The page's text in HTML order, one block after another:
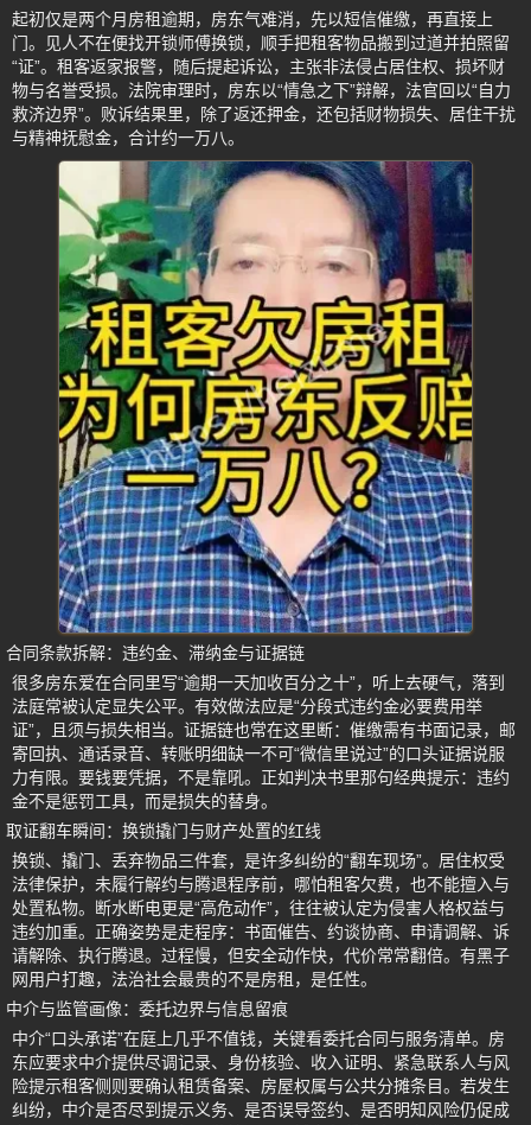
起初仅是两个月房租逾期，房东气难消，先以短信催缴，再直接上
门。见人不在便找开锁师傅换锁，顺手把租客物品搬到过道并拍照留
“证”。租客返家报警，随后提起诉讼，主张非法侵占居住权、损坏财
物与名誉受损。法院审理时，房东以“情急之下”辩解，法官回以“自力
救济边界”。败诉结果里，除了返还押金，还包括财物损失、居住干扰
与精神抚慰金，合计约一万八。
合同条款拆解：违约金、滞纳金与证据链
很多房东爱在合同里写“逾期一天加收百分之十”，听上去硬气，落到
法庭常被认定显失公平。有效做法应是“分段式违约金必要费用举
证”，且须与损失相当。证据链也常在这里断：催缴需有书面记录，邮
寄回执、通话录音、转账明细缺一不可“微信里说过”的口头证据说服
力有限。要钱要凭据，不是靠吼。正如判决书里那句经典提示：违约
金不是惩罚工具，而是损失的替身。
取证翻车瞬间：换锁撬门与财产处置的红线
换锁、撬门、丢弃物品三件套，是许多纠纷的“翻车现场”。居住权受
法律保护，未履行解约与腾退程序前，哪怕租客欠费，也不能擅入与
处置私物。断水断电更是“高危动作”，往往被认定为侵害人格权益与
违约加重。正确姿势是走程序：书面催告、约谈协商、申请调解、诉
请解除、执行腾退。过程慢，但安全动作快，代价常常翻倍。有黑子
网用户打趣，法治社会最贵的不是房租，是任性。
中介与监管画像：委托边界与信息留痕
中介“口头承诺”在庭上几乎不值钱，关键看委托合同与服务清单。房
东应要求中介提供尽调记录、身份核验、收入证明、紧急联系人与风
险提示租客侧则要确认租赁备案、房屋权属与公共分摊条目。若发生
纠纷，中介是否尽到提示义务、是否误导签约、是否明知风险仍促成